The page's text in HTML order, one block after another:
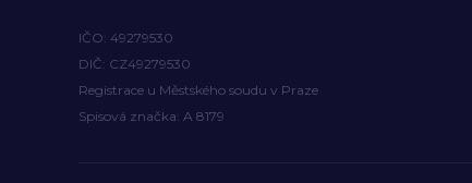
IČO: 49279530
DIČ: CZ49279530
Registrace u Městského soudu v Praze
Spisová značka: A 8179